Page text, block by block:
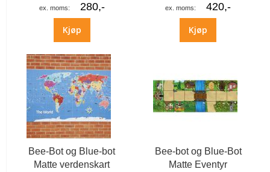
280,-
Kjøp
420,-
Kjøp
Bee-Bot og Blue-bot
Matte verdenskart
Bee-bot og Blue-Bot
Matte Eventyr